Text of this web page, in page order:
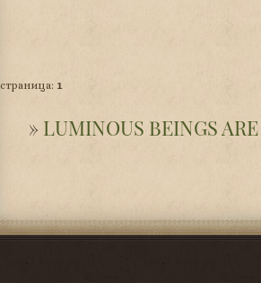
страница: 1
» LUMINOUS BEINGS